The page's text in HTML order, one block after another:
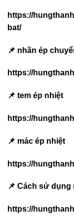
https://
bat/
📌 nhãn ép
https://
📌 tem ép nhiệt
https://
📌 mác ép nhiệt
https://
📌 Cách sử dụng
https://